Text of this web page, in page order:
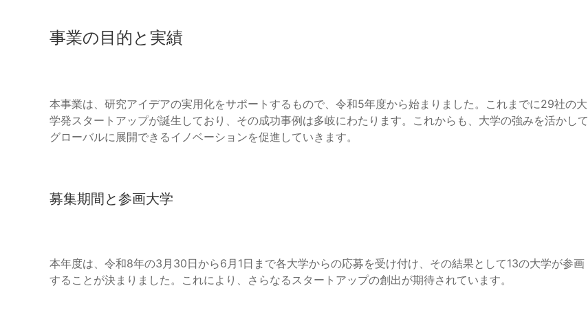
事業の目的と実績
本事業は、研究アイデアの実用化をサポートするもので、令和5年度から始まりました。これまでに29社の大
学発スタートアップが誕生しており、その成功事例は多岐にわたります。これからも、大学の強みを活かして
グローバルに展開できるイノベーションを促進していきます。
募集期間と参画大学
本年度は、令和8年の3月30日から6月1日まで各大学からの応募を受け付け、その結果として13の大学が参画
することが決まりました。これにより、さらなるスタートアップの創出が期待されています。